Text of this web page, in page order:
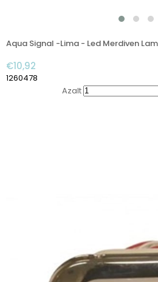
Aqua Signal -Lima - Led Merdiven
€10,92
1260478
Azalt